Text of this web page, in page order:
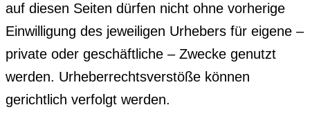
auf diesen Seiten dürfen nicht ohne vorherige
Einwilligung des jeweiligen Urhebers für eigene –
private oder geschäftliche – Zwecke genutzt
werden. Urheberrechtsverstöße können
gerichtlich verfolgt werden.